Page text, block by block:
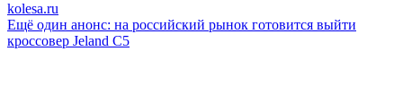
kolesa.ru
Ещё один анонс: на российский рынок готовится выйти
кроссовер Jeland C5